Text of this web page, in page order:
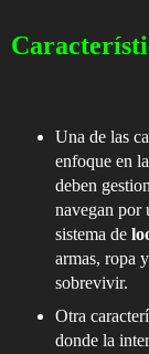
Una de las
enfoque en la
deben
navegan por
sistema de
armas, ropa
sobrevivir.
Otra
donde la